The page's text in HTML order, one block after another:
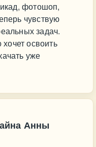
фотошоп,
чувствую
задач.
освоить
уже
Анны